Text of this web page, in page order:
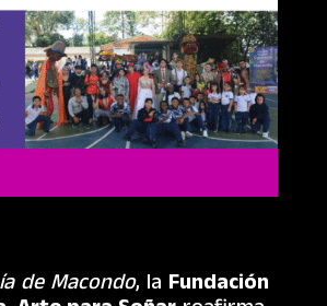
de Macondo, la Fundación